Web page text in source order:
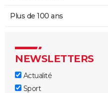
Plus de 100 ans
NEWSLETTERS
Actualité
Sport